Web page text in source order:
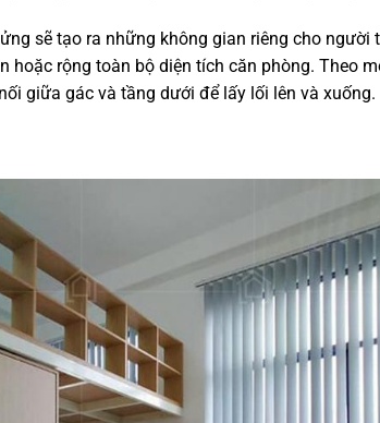
sẽ tạo ra những không gian riêng cho người
hoặc rộng toàn bộ diện tích căn phòng. Theo
giữa gác và tầng dưới để lấy lối lên và xuống.